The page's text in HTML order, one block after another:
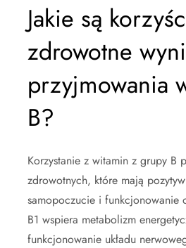
Jakie są
zdrowotne
przyjmowania
B?
Korzystanie z witamin z grupy B
zdrowotnych, które mają
samopoczucie i funkcjonowanie
B1 wspiera metabolizm
funkcjonowanie układu